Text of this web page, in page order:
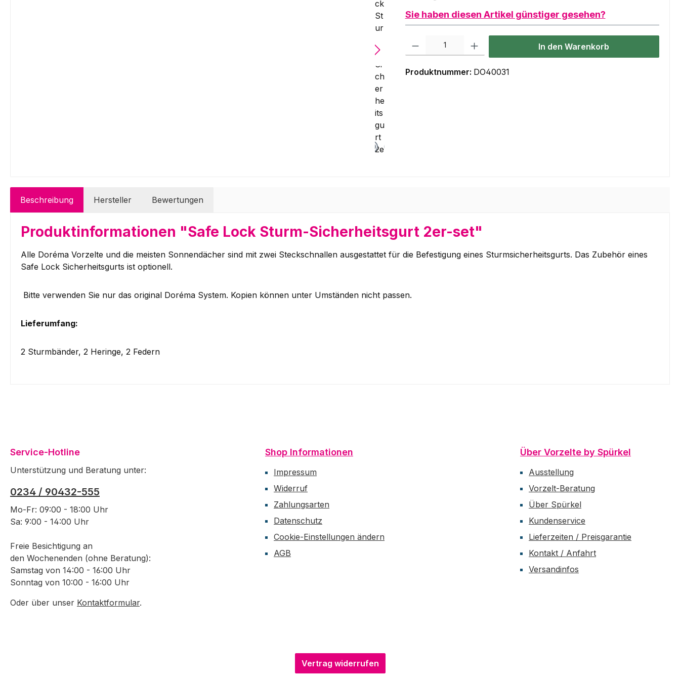
Sie haben diesen Artikel günstiger gesehen?
Produkt Anzahl: Gib den gewünschten Wert ein oder benutze die Schaltflächen
In den Warenkorb
Produktnummer: DO40031
Beschreibung Hersteller Bewertungen
Produktinformationen "Safe Lock Sturm-Sicherheitsgurt 2er-set"
Alle Doréma Vorzelte und die meisten Sonnendächer sind mit zwei Steckschnallen ausgestattet für die Befestigung eines Sturmsicherheitsgurts. Das Zubehör eines
Safe Lock Sicherheitsgurts ist optionell.
Bitte verwenden Sie nur das original ­Doréma System. Kopien können unter Umständen nicht passen.
Lieferumfang:
2 Sturmbänder, 2 Heringe, 2 Federn
Service-Hotline
Unterstützung und Beratung unter:
0234 / 90432-555
Mo-Fr: 09:00 - 18:00 Uhr
Sa: 9:00 - 14:00 Uhr
Freie Besichtigung an
den Wochenenden (ohne Beratung):
Samstag von 14:00 - 16:00 Uhr
Sonntag von 10:00 - 16:00 Uhr
Oder über unser Kontaktformular.
Shop Informationen
Impressum
Widerruf
Zahlungsarten
Datenschutz
Cookie-Einstellungen ändern
AGB
Über Vorzelte by Spürkel
Ausstellung
Vorzelt-Beratung
Über Spürkel
Kundenservice
Lieferzeiten / Preisgarantie
Kontakt / Anfahrt
Versandinfos
Vertrag widerrufen